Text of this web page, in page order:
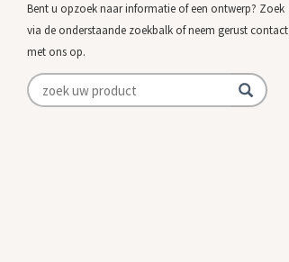
Bent u opzoek naar informatie of een ontwerp? Zoek
via de onderstaande zoekbalk of neem gerust contact
met ons op.